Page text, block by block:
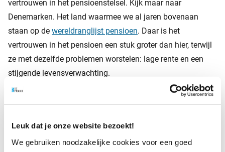
Leuk dat je onze website bezoekt!
We gebruiken noodzakelijke cookies voor een goed
vertrouwen in het pensioenstelsel. Kijk maar naar
Denemarken. Het land waarmee we al jaren bovenaan
staan op de wereldranglijst pensioen. Daar is het
vertrouwen in het pensioen een stuk groter dan hier, terwijl
ze met dezelfde problemen worstelen: lage rente en een
stijgende levensverwachting.
persoonlijke pensioenpotjes. Ze kunnen zelf zien hoe hun
geld groeit. En krijgen geen loze beloftes voorgeschoteld